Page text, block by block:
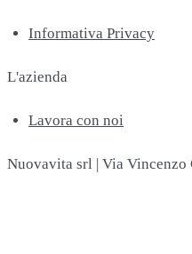
Informativa Privacy
L'azienda
Lavora con noi
Nuovavita srl | Via Vincenzo